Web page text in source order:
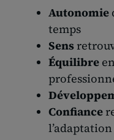
Autonomie
temps
Sens
Équilibre
Confiance
l’adaptation